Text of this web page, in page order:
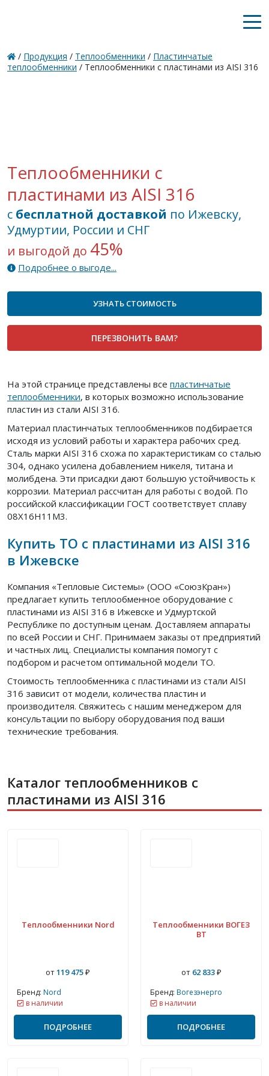
/ Продукция / Теплообменники / Пластинчатые
теплообменники / Теплообменники с пластинами из AISI 316
Теплообменники с
пластинами из AISI 316
с бесплатной доставкой по Ижевску,
Удмуртии, России и СНГ
и выгодой до 45%
Подробнее о выгоде...
УЗНАТЬ СТОИМОСТЬ
ПЕРЕЗВОНИТЬ ВАМ?
На этой странице представлены все пластинчатые
теплообменники, в которых возможно использование
пластин из стали AISI 316.
Материал пластинчатых теплообменников подбирается
исходя из условий работы и характера рабочих сред.
Сталь марки AISI 316 схожа по характеристикам со сталью
304, однако усилена добавлением никеля, титана и
молибдена. Эти присадки дают большую устойчивость к
коррозии. Материал рассчитан для работы с водой. По
российской классификации ГОСТ соответствует сплаву
08Х16Н11М3.
Купить ТО с пластинами из AISI 316
в Ижевске
Компания «Тепловые Системы» (ООО «СоюзКран»)
предлагает купить теплообменное оборудование с
пластинами из AISI 316 в Ижевске и Удмуртской
Республике по доступным ценам. Доставляем аппараты
по всей России и СНГ. Принимаем заказы от предприятий
и частных лиц. Специалисты компания помогут с
подбором и расчетом оптимальной модели ТО.
Стоимость теплообменника с пластинами из стали AISI
316 зависит от модели, количества пластин и
производителя. Свяжитесь с нашим менеджером для
консультации по выбору оборудования под ваши
технические требования.
Каталог теплообменников с
пластинами из AISI 316
Теплообменники Nord
от119 475₽
Бренд: Nord
в наличии
ПОДРОБНЕЕ
Теплообменники ВОГЕЗ
ВТ
от62 833₽
Бренд: Вогезэнерго
в наличии
ПОДРОБНЕЕ